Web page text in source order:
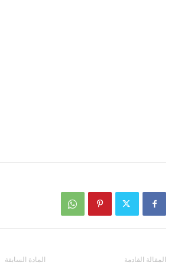
المادة السابقة المقالة القادمة